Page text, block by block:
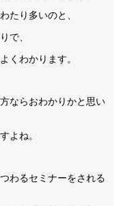
たり多いのと、
で、
くわかります。
ならおわかりかと思い
よね。
わるセミナーをされる